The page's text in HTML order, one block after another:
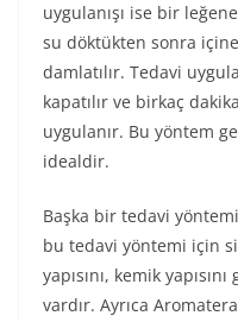
uygulanışı ise bir
su döktükten sonra
damlatılır. Tedavi
kapatılır ve birkaç
uygulanır. Bu yöntem
idealdir.
Başka bir tedavi
bu tedavi yöntemi için
yapısını, kemik
vardır. Ayrıca